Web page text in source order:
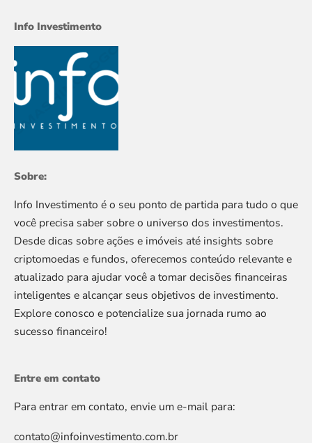
Info Investimento
Sobre:
Info Investimento é o seu ponto de partida para tudo o que
você precisa saber sobre o universo dos investimentos.
Desde dicas sobre ações e imóveis até insights sobre
criptomoedas e fundos, oferecemos conteúdo relevante e
atualizado para ajudar você a tomar decisões financeiras
inteligentes e alcançar seus objetivos de investimento.
Explore conosco e potencialize sua jornada rumo ao
sucesso financeiro!
Entre em contato
Para entrar em contato, envie um e-mail para:
contato@infoinvestimento.com.br